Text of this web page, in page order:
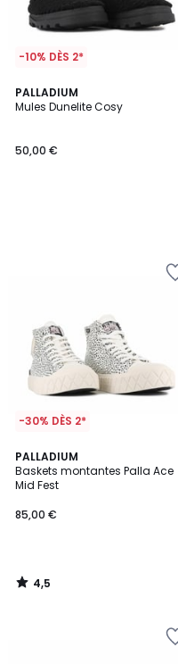
-10% DÈS 2*
PALLADIUM
Mules Dunelite Cosy
50,00 €
-30% DÈS 2*
PALLADIUM
Baskets montantes Palla Ace
Mid Fest
85,00 €
4,5
/ 5
4,5
/